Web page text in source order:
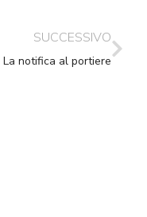
SUCCESSIVO
La notifica al portiere